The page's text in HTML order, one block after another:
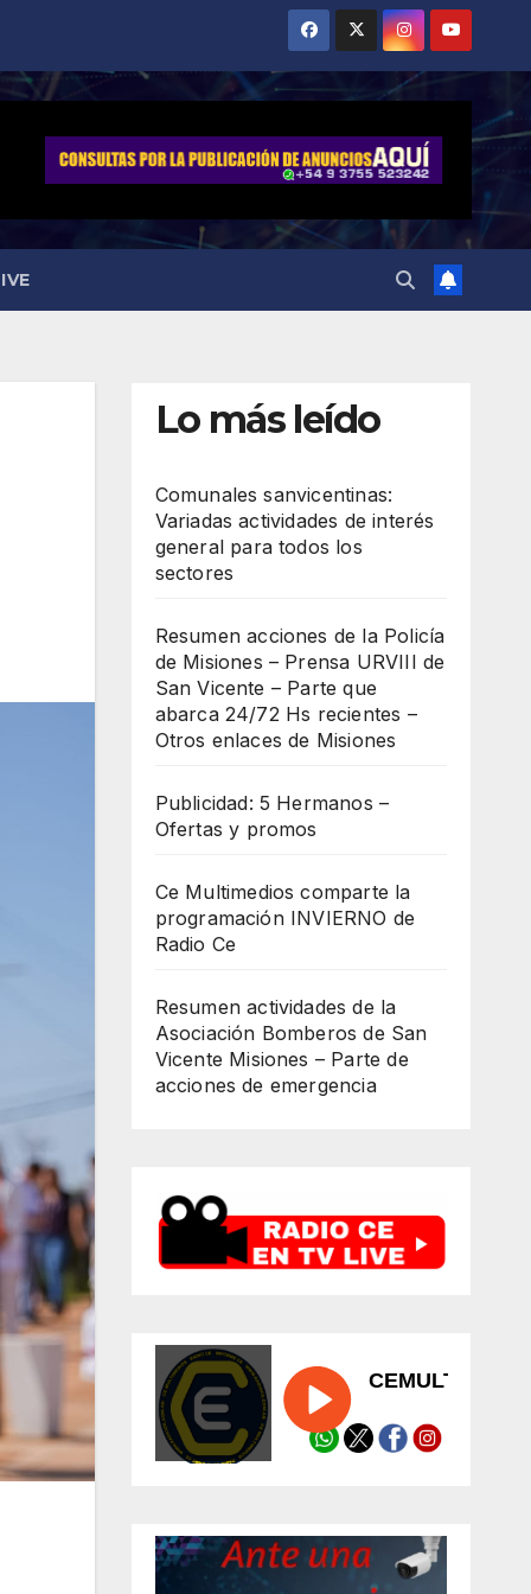
Lo más leído
Comunales sanvicentinas:
Variadas actividades de interés
general para todos los
sectores
Resumen acciones de la Policía
de Misiones – Prensa URVIII de
San Vicente – Parte que
abarca 24/72 Hs recientes –
Otros enlaces de Misiones
Publicidad: 5 Hermanos –
Ofertas y promos
Ce Multimedios comparte la
programación INVIERNO de
Radio Ce
Resumen actividades de la
Asociación Bomberos de San
Vicente Misiones – Parte de
acciones de emergencia